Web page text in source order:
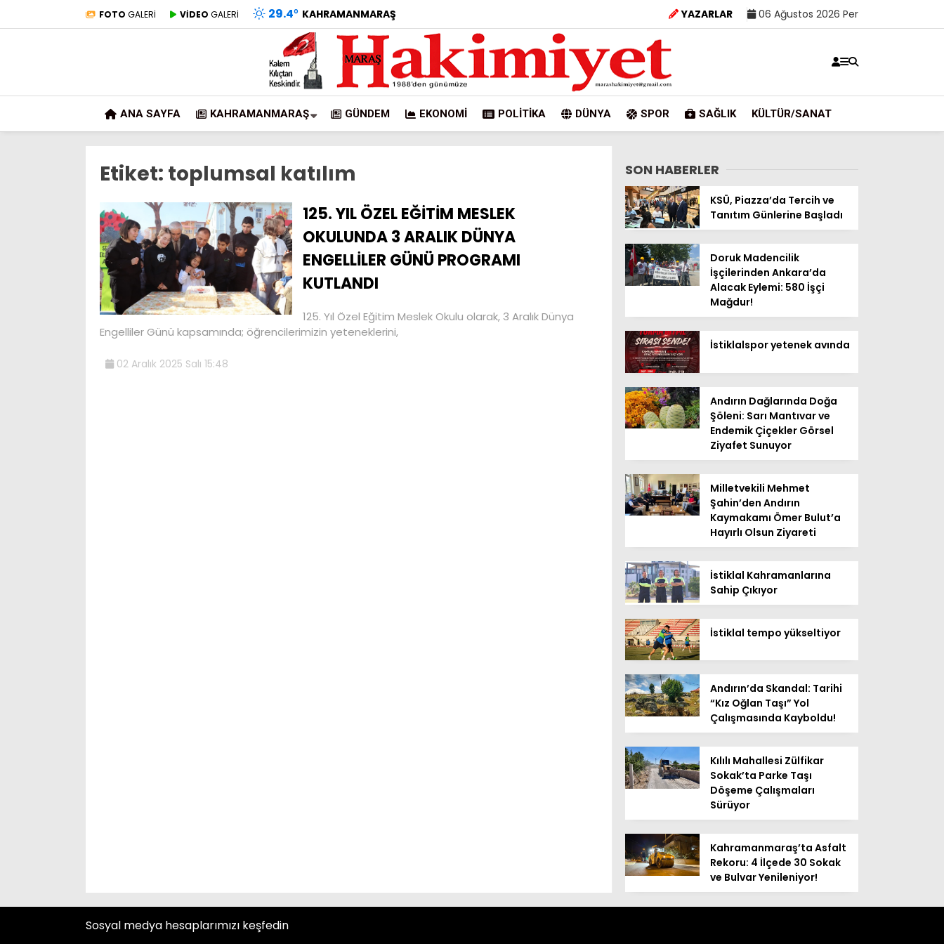
FOTO GALERİ VİDEO GALERİ 29.4° KAHRAMANMARAŞ YAZARLAR 06 Ağustos 2026 Per
ANA SAYFA KAHRAMANMARAŞ GÜNDEM EKONOMI POLITIKA DÜNYA SPOR SAĞLIK KÜLTÜR/SANAT
Etiket: toplumsal katılım
125. YIL ÖZEL EĞİTİM MESLEK
OKULUNDA 3 ARALIK DÜNYA
ENGELLİLER GÜNÜ PROGRAMI
KUTLANDI
125. Yıl Özel Eğitim Meslek Okulu olarak, 3 Aralık Dünya
Engelliler Günü kapsamında; öğrencilerimizin yeteneklerini,
02 Aralık 2025 Salı 15:48
SON HABERLER
KSÜ, Piazza’da Tercih ve
Tanıtım Günlerine Başladı
Doruk Madencilik
İşçilerinden Ankara’da
Alacak Eylemi: 580 İşçi
Mağdur!
İstiklalspor yetenek avında
Andırın Dağlarında Doğa
Şöleni: Sarı Mantıvar ve
Endemik Çiçekler Görsel
Ziyafet Sunuyor
Milletvekili Mehmet
Şahin’den Andırın
Kaymakamı Ömer Bulut’a
Hayırlı Olsun Ziyareti
İstiklal Kahramanlarına
Sahip Çıkıyor
İstiklal tempo yükseltiyor
Andırın’da Skandal: Tarihi
“Kız Oğlan Taşı” Yol
Çalışmasında Kayboldu!
Kılılı Mahallesi Zülfikar
Sokak’ta Parke Taşı
Döşeme Çalışmaları
Sürüyor
Kahramanmaraş’ta Asfalt
Rekoru: 4 İlçede 30 Sokak
ve Bulvar Yenileniyor!
Sosyal medya hesaplarımızı keşfedin